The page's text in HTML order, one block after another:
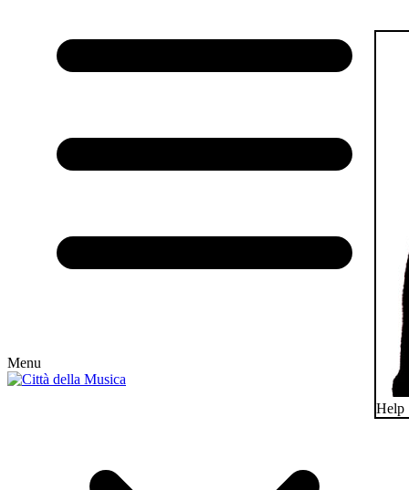
Menu
Help